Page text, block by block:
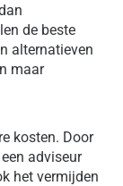
de beste
alternatieven
maar
kosten. Door
adviseur
het vermijden